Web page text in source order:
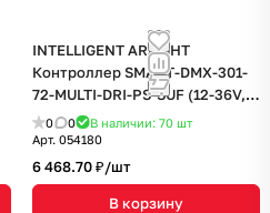
INTELLIGENT ARLIGHT
Контроллер SMART-DMX-301-
72-MULTI-DRI-PS-SUF (12-36V,
Master, TUYA Wi-Fi, 2.4G) (IARL,
IP20 Пластик, 5 лет)
0 0 В наличии: 70 шт
Арт. 054180
6 468.70 ₽/шт
В корзину